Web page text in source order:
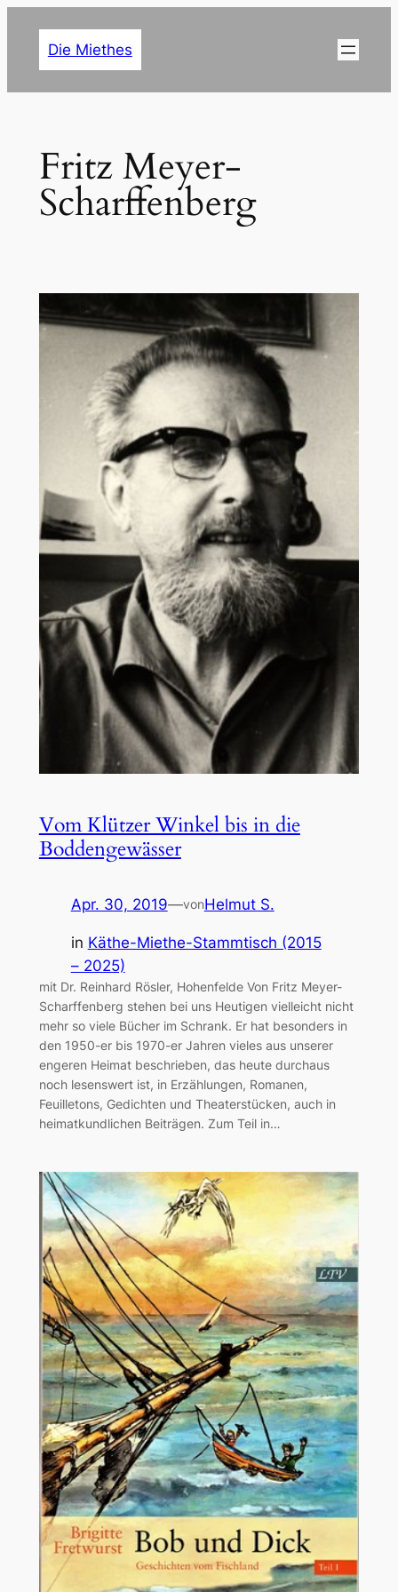
Die Miethes
Fritz Meyer-
Scharffenberg
Vom Klützer Winkel bis in die
Boddengewässer
Apr. 30, 2019—vonHelmut S.
in Käthe-Miethe-Stammtisch (2015
– 2025)
mit Dr. Reinhard Rösler, Hohenfelde Von Fritz Meyer-
Scharffenberg stehen bei uns Heutigen vielleicht nicht
mehr so viele Bücher im Schrank. Er hat besonders in
den 1950-er bis 1970-er Jahren vieles aus unserer
engeren Heimat beschrieben, das heute durchaus
noch lesenswert ist, in Erzählungen, Romanen,
Feuilletons, Gedichten und Theaterstücken, auch in
heimatkundlichen Beiträgen. Zum Teil in…